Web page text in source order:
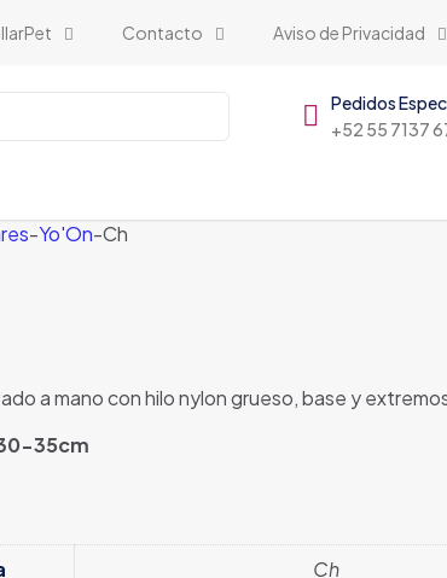
Contacto Aviso de Privacidad
Pedidos
+52 55 7137
-Yo'On-Ch
a mano con hilo nylon grueso, base y
35cm
Ch